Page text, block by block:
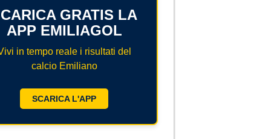
GRATIS LA
APP EMILIAGOL
in tempo reale i risultati del
calcio Emiliano
SCARICA L'APP